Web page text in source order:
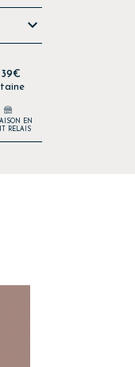

EN
RELAIS